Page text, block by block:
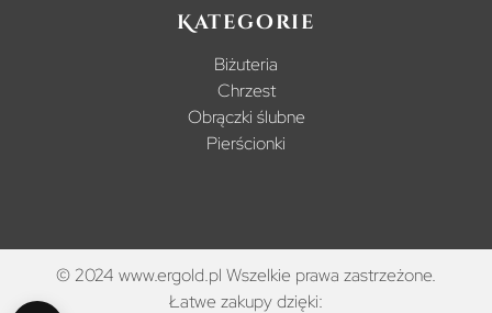
Kategorie
Biżuteria
Chrzest
Obrączki ślubne
Pierścionki
© 2024 www.ergold.pl Wszelkie prawa zastrzeżone.
Łatwe zakupy dzięki: